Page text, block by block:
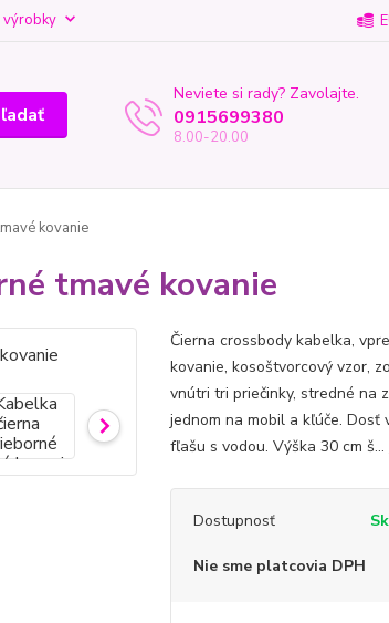
Neviete si rady? Zavolajte.
0915699380
8.00-20.00
kovanie
tmavé kovanie
Čierna crossbody kabelka,
kovanie, kosoštvorcový vzor,
vnútri tri priečinky, stredné na
jednom na mobil a kľúče. Dosť
fľašu s vodou. Výška 30 cm š...
Dostupnosť
Nie sme platcovia DPH